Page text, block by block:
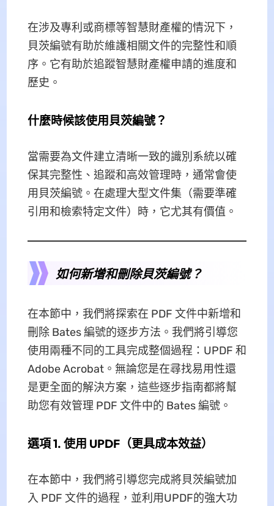
在涉及專利或商標等智慧財產權的情況下，
貝茨編號有助於維護相關文件的完整性和順
序。它有助於追蹤智慧財產權申請的進度和
歷史。
什麼時候該使用貝茨編號？
當需要為文件建立清晰一致的識別系統以確
保其完整性、追蹤和高效管理時，通常會使
用貝茨編號。在處理大型文件集（需要準確
引用和檢索特定文件）時，它尤其有價值。
如何新增和刪除貝茨編號？
在本節中，我們將探索在 PDF 文件中新增和
刪除 Bates 編號的逐步方法。我們將引導您
使用兩種不同的工具完成整個過程：UPDF 和
Adob​​e Acrobat。無論您是在尋找易用性還
是更全面的解決方案，這些逐步指南都將幫
助您有效管理 PDF 文件中的 Bates 編號。
選項 1. 使用 UPDF（更具成本效益）
在本節中，我們將引導您完成將貝茨編號加
入 PDF 文件的過程，並利用UPDF的強大功